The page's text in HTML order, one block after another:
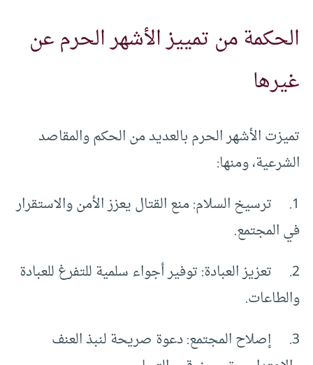
الحكمة من تمييز الأشهر الحرم عن
غيرها
تميزت الأشهر الحرم بالعديد من الحكم والمقاصد
الشرعية، ومنها:
1. ترسيخ السلام: منع القتال يعزز الأمن والاستقرار
في المجتمع.
2. تعزيز العبادة: توفير أجواء سلمية للتفرغ للعبادة
والطاعات.
3. إصلاح المجتمع: دعوة صريحة لنبذ العنف